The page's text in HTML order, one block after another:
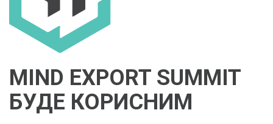
MIND EXPORT SUMMIT
БУДЕ КОРИСНИМ